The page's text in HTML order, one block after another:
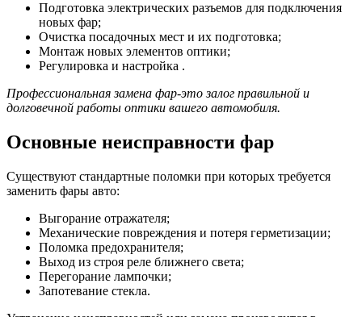
Подготовка электрических разъемов для подключения
новых фар;
Очистка посадочных мест и их подготовка;
Монтаж новых элементов оптики;
Регулировка и настройка .
Профессиональная замена фар-это залог правильной и
долговечной работы оптики вашего автомобиля.
Основные неисправности фар
Существуют стандартные поломки при которых требуется
заменить фары авто:
Выгорание отражателя;
Механические повреждения и потеря герметизации;
Поломка предохранителя;
Выход из строя реле ближнего света;
Перегорание лампочки;
Запотевание стекла.